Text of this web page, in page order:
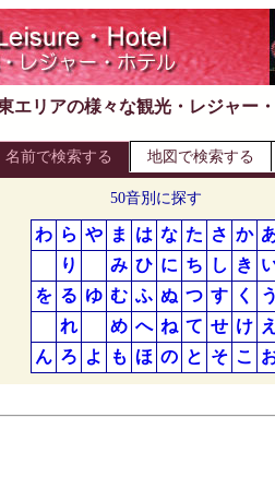
エリアの様々な観光・レジャー
名前で検索する
地図で検索する
50音別に探す
わ ら や ま は な た さ か
り
み ひ に ち し き
を る ゆ む ふ ぬ つ す く
れ
め へ ね て せ け
ん ろ よ も ほ の と そ こ